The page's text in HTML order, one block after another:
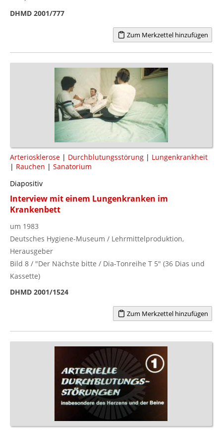
DHMD 2001/777
Zum Merkzettel hinzufügen
Arteriosklerose | Durchblutungsstörung | Lungenkrankheit
| Rauchen | Sanatorium
Diapositiv
Interview mit einem Lungenkranken im
Krankenbett
um 1983
Deutsches Hygiene-Museum / Lehrmittelproduktion,
Herausgeber
Bild 8 / "Der Nächste bitte / Dia-Tonreihe T 5" (36 Dias und
Kassette)
DHMD 2001/1524
Zum Merkzettel hinzufügen